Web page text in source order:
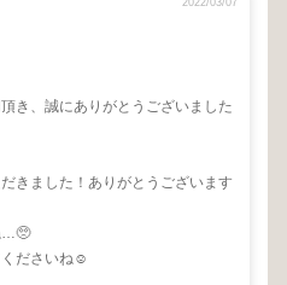
2022/03/07
き、誠にありがとうございました
きました！ありがとうございます
…🥺
ださいね☺️